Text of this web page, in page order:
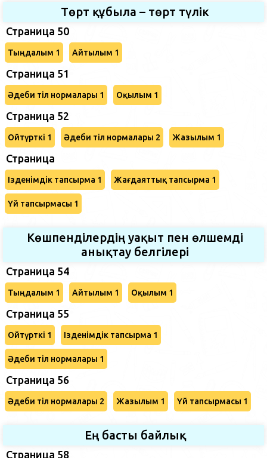
Төрт құбыла – төрт түлік
Страница 50
Тыңдалым 1 Айтылым 1
Страница 51
Әдеби тіл нормалары 1 Оқылым 1
Страница 52
Ойтүрткі 1 Әдеби тіл нормалары 2 Жазылым 1
Страница
Ізденімдік тапсырма 1 Жағдаяттық тапсырма 1
Үй тапсырмасы 1
Көшпенділердің уақыт пен өлшемді
анықтау белгілері
Страница 54
Тыңдалым 1 Айтылым 1 Оқылым 1
Страница 55
Ойтүрткі 1 Ізденімдік тапсырма 1
Әдеби тіл нормалары 1
Страница 56
Әдеби тіл нормалары 2 Жазылым 1 Үй тапсырмасы 1
Ең басты байлық
Страница 58